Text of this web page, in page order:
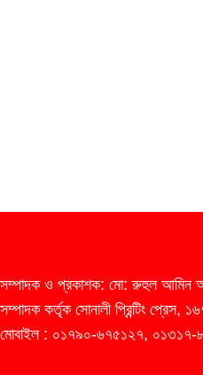
সম্পাদক ও প্রকাশক: মো: রুহুল আমিন
সম্পাদক কর্তৃক সোনালী প্রিন্টিং
মোবাইল : ০১৭৯০-৬৭৫১২৭,